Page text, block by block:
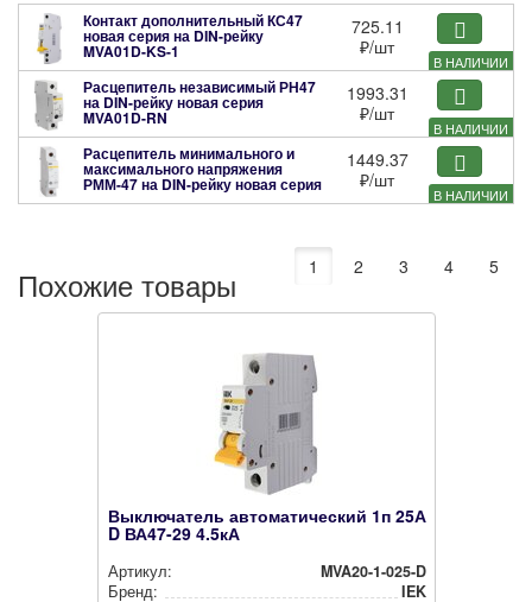
В НАЛИЧИИ
Контакт дополнительный КС47
новая серия на DIN-рейку
MVA01D-KS-1
725.11
₽/шт
В НАЛИЧИИ
Расцепитель независимый РН47
на DIN-рейку новая серия
MVA01D-RN
1993.31
₽/шт
В НАЛИЧИИ
Расцепитель минимального и
максимального напряжения
РММ-47 на DIN-рейку новая серия
MVA01D-RMM
1449.37
₽/шт
Похожие товары 1 2 3 4 5
Выключатель автоматический 1п 25А
D ВА47-29 4.5кА
Артикул:
MVA20-1-025-D
Бренд:
IEK